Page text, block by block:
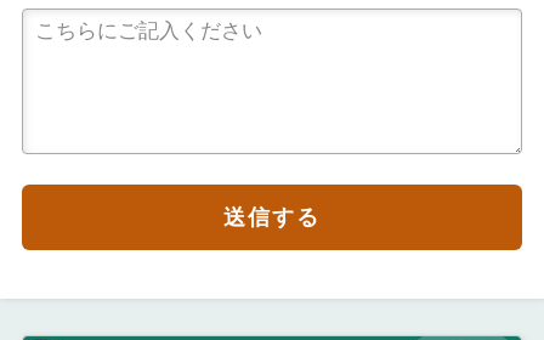
送信する